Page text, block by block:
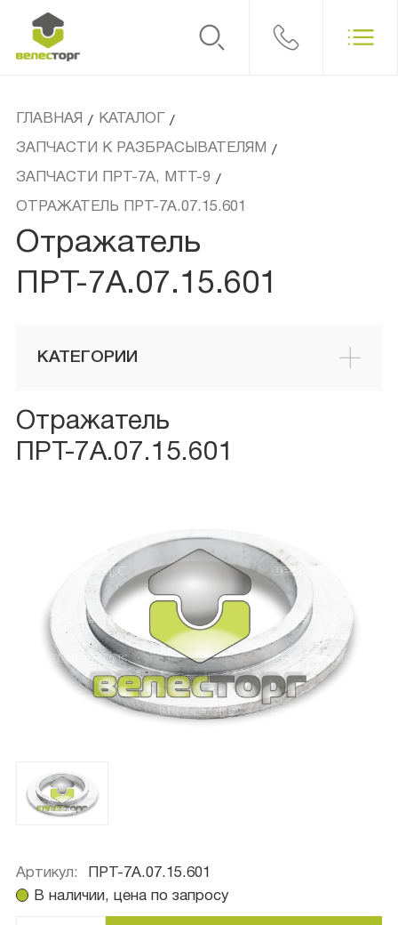
ГЛАВНАЯ / КАТАЛОГ
/
ЗАПЧАСТИ К РАЗБРАСЫВАТЕЛЯМ /
ЗАПЧАСТИ ПРТ-7А, МТТ-9 /
ОТРАЖАТЕЛЬ ПРТ-7А.07.15.601
Отражатель
ПРТ-7А.07.15.601
КАТЕГОРИИ
Отражатель
ПРТ-7А.07.15.601
Артикул:
ПРТ-7А.07.15.601
В наличии, цена по запросу